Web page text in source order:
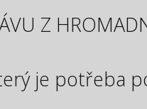
Z
je potřeba